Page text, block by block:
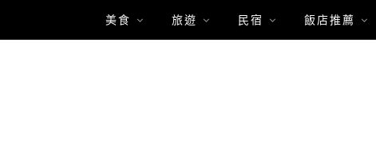
美食 旅遊 民宿 飯店推薦